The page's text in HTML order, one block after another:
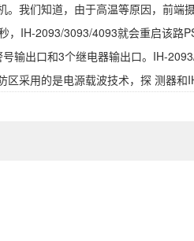
。我们知道，由于高温等原因，前
，IH-2093/3093/4093就会重启该路
输出口和3个继电器输出口。IH-
区采用的是电源载波技术，探 测器和